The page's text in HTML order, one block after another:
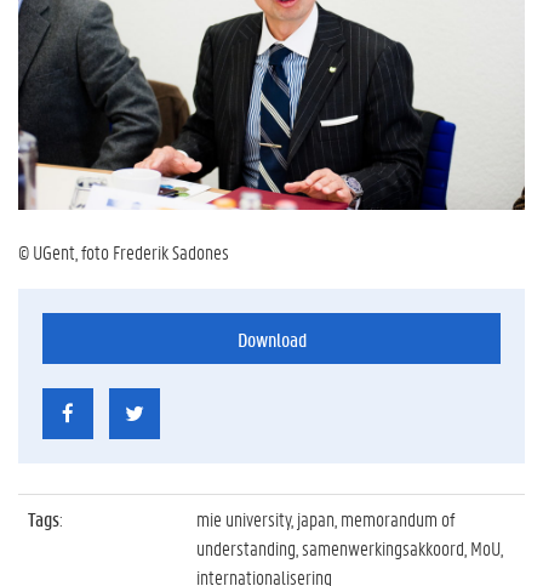
© UGent, foto Frederik Sadones
Download
Tags:
mie university, japan, memorandum of
understanding, samenwerkingsakkoord, MoU,
internationalisering